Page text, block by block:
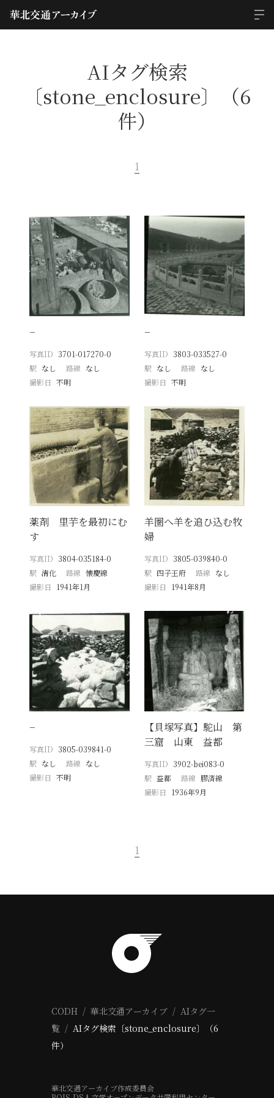
AIタグ検索
〔stone_enclosure〕（6
件）
1
−
写真ID 3701-017270-0
駅 なし 路線 なし
撮影日
不明
−
写真ID 3803-033527-0
駅 なし 路線 なし
撮影日 不明
薬剤 里芋を最初にむ
す
写真ID 3804-035184-0
駅 清化 路線 懐慶線
撮影日
1941年1月
羊圏へ羊を追ひ込む牧
婦
写真ID 3805-039840-0
駅 四子王府 路線 なし
撮影日
1941年8月
−
写真ID 3805-039841-0
駅 なし 路線 なし
撮影日
不明
【貝塚写真】駝山 第
三窟 山東 益都
写真ID 3902-bei083-0
駅 益都 路線 膠済線
撮影日
1936年9月
1
CODH 華北交通アーカイブ
AIタグ一
覧
AIタグ検索〔stone_enclosure〕（6
件）
華北交通アーカイブ作成委員会